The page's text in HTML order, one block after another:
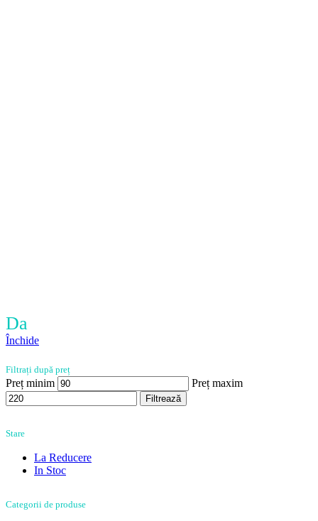
Da
Închide
Filtrați după preț
Preț minim Preț maxim
Filtrează
Stare
La Reducere
In Stoc
Categorii de produse